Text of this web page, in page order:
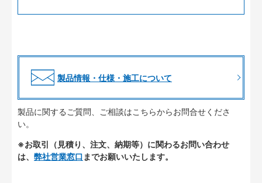
製品情報・仕様・施工について
製品に関するご質問、ご相談はこちらからお問合せくださ
い。
※お取引（見積り、注文、納期等）に関わるお問い合わせ
は、 弊社営業窓口 までお願いいたします。